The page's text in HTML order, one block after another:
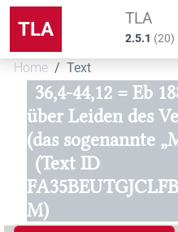
TLA TLA
2.5.1 (20)
Home Text
36,4-44,12 = Eb
über Leiden des
(das sogenannte
(Text ID
M)